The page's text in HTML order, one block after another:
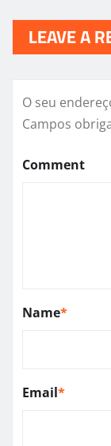
LEAVE A
O seu
Campos
Comment
Name*
Email*